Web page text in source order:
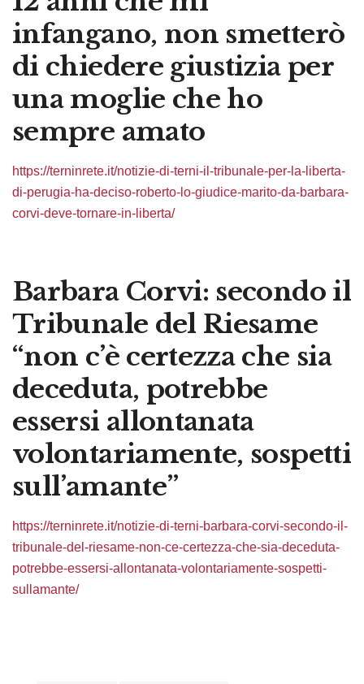
infangano, non smetterò
di chiedere giustizia per
una moglie che ho
sempre amato
https://terninrete.it/notizie-di-terni-il-tribunale-per-la-liberta-
di-perugia-ha-deciso-roberto-lo-giudice-marito-da-barbara-
corvi-deve-tornare-in-liberta/
Barbara Corvi: secondo il
Tribunale del Riesame
“non c’è certezza che sia
deceduta, potrebbe
essersi allontanata
volontariamente, sospetti
sull’amante”
https://terninrete.it/notizie-di-terni-barbara-corvi-secondo-il-
tribunale-del-riesame-non-ce-certezza-che-sia-deceduta-
potrebbe-essersi-allontanata-volontariamente-sospetti-
sullamante/